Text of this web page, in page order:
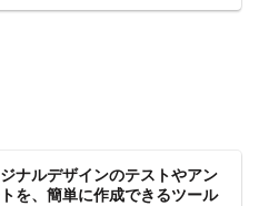
ナルデザインのテストやアン
を、簡単に作成できるツール